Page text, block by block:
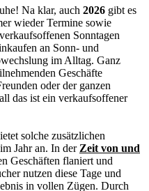
Na klar, auch 2026 gibt es
wieder Termine sowie
Sonntagen
an Sonn- und
im Alltag. Ganz
Geschäfte
oder der ganzen
das ist ein verkaufsoffener
solche zusätzlichen
Jahr an. In der Zeit von und
Geschäften flaniert und
nutzen diese Tage und
in vollen Zügen. Durch